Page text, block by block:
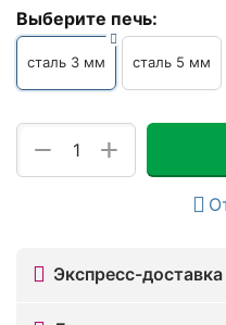
Выберите печь:
сталь 3 мм сталь 5 мм
+
−
Экспресс-доставка